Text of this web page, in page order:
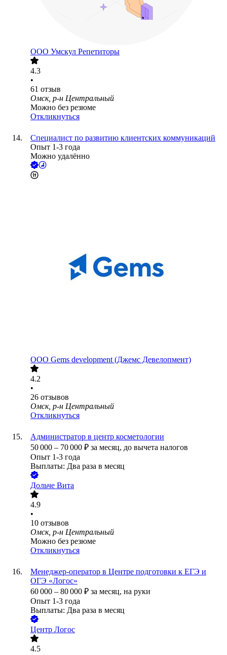
ООО Умскул Репетиторы
4.3
•
61 отзыв
Омск, р-н Центральный
Можно без резюме
Откликнуться
Специалист по развитию клиентских коммуникаций
Опыт 1-3 года
Можно удалённо
ООО Gems development (Джемс Девелопмент)
4.2
•
26 отзывов
Омск, р-н Центральный
Откликнуться
Администратор в центр косметологии
50 000 – 70 000 ₽ за месяц, до вычета налогов
Опыт 1-3 года
Выплаты: Два раза в месяц
Дольче Вита
4.9
•
10 отзывов
Омск, р-н Центральный
Можно без резюме
Откликнуться
Менеджер-оператор в Центре подготовки к ЕГЭ и
ОГЭ «Логос»
60 000 – 80 000 ₽ за месяц, на руки
Опыт 1-3 года
Выплаты: Два раза в месяц
Центр Логос
4.5